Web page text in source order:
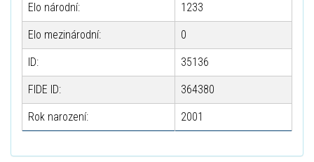
Elo národní: 1233
Elo mezinárodní: 0
ID: 35136
FIDE ID: 364380
Rok narození: 2001